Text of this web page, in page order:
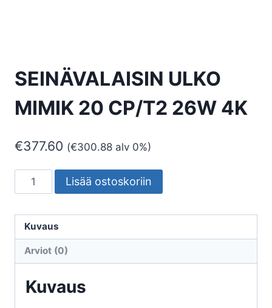
SEINÄVALAISIN ULKO
MIMIK 20 CP/T2 26W 4K
€377.60 (€300.88 alv 0%)
SEINÄVALAISIN
ULKO
20
CP/T2
määrä
Lisää ostoskoriin
Kuvaus
Arviot (0)
Kuvaus